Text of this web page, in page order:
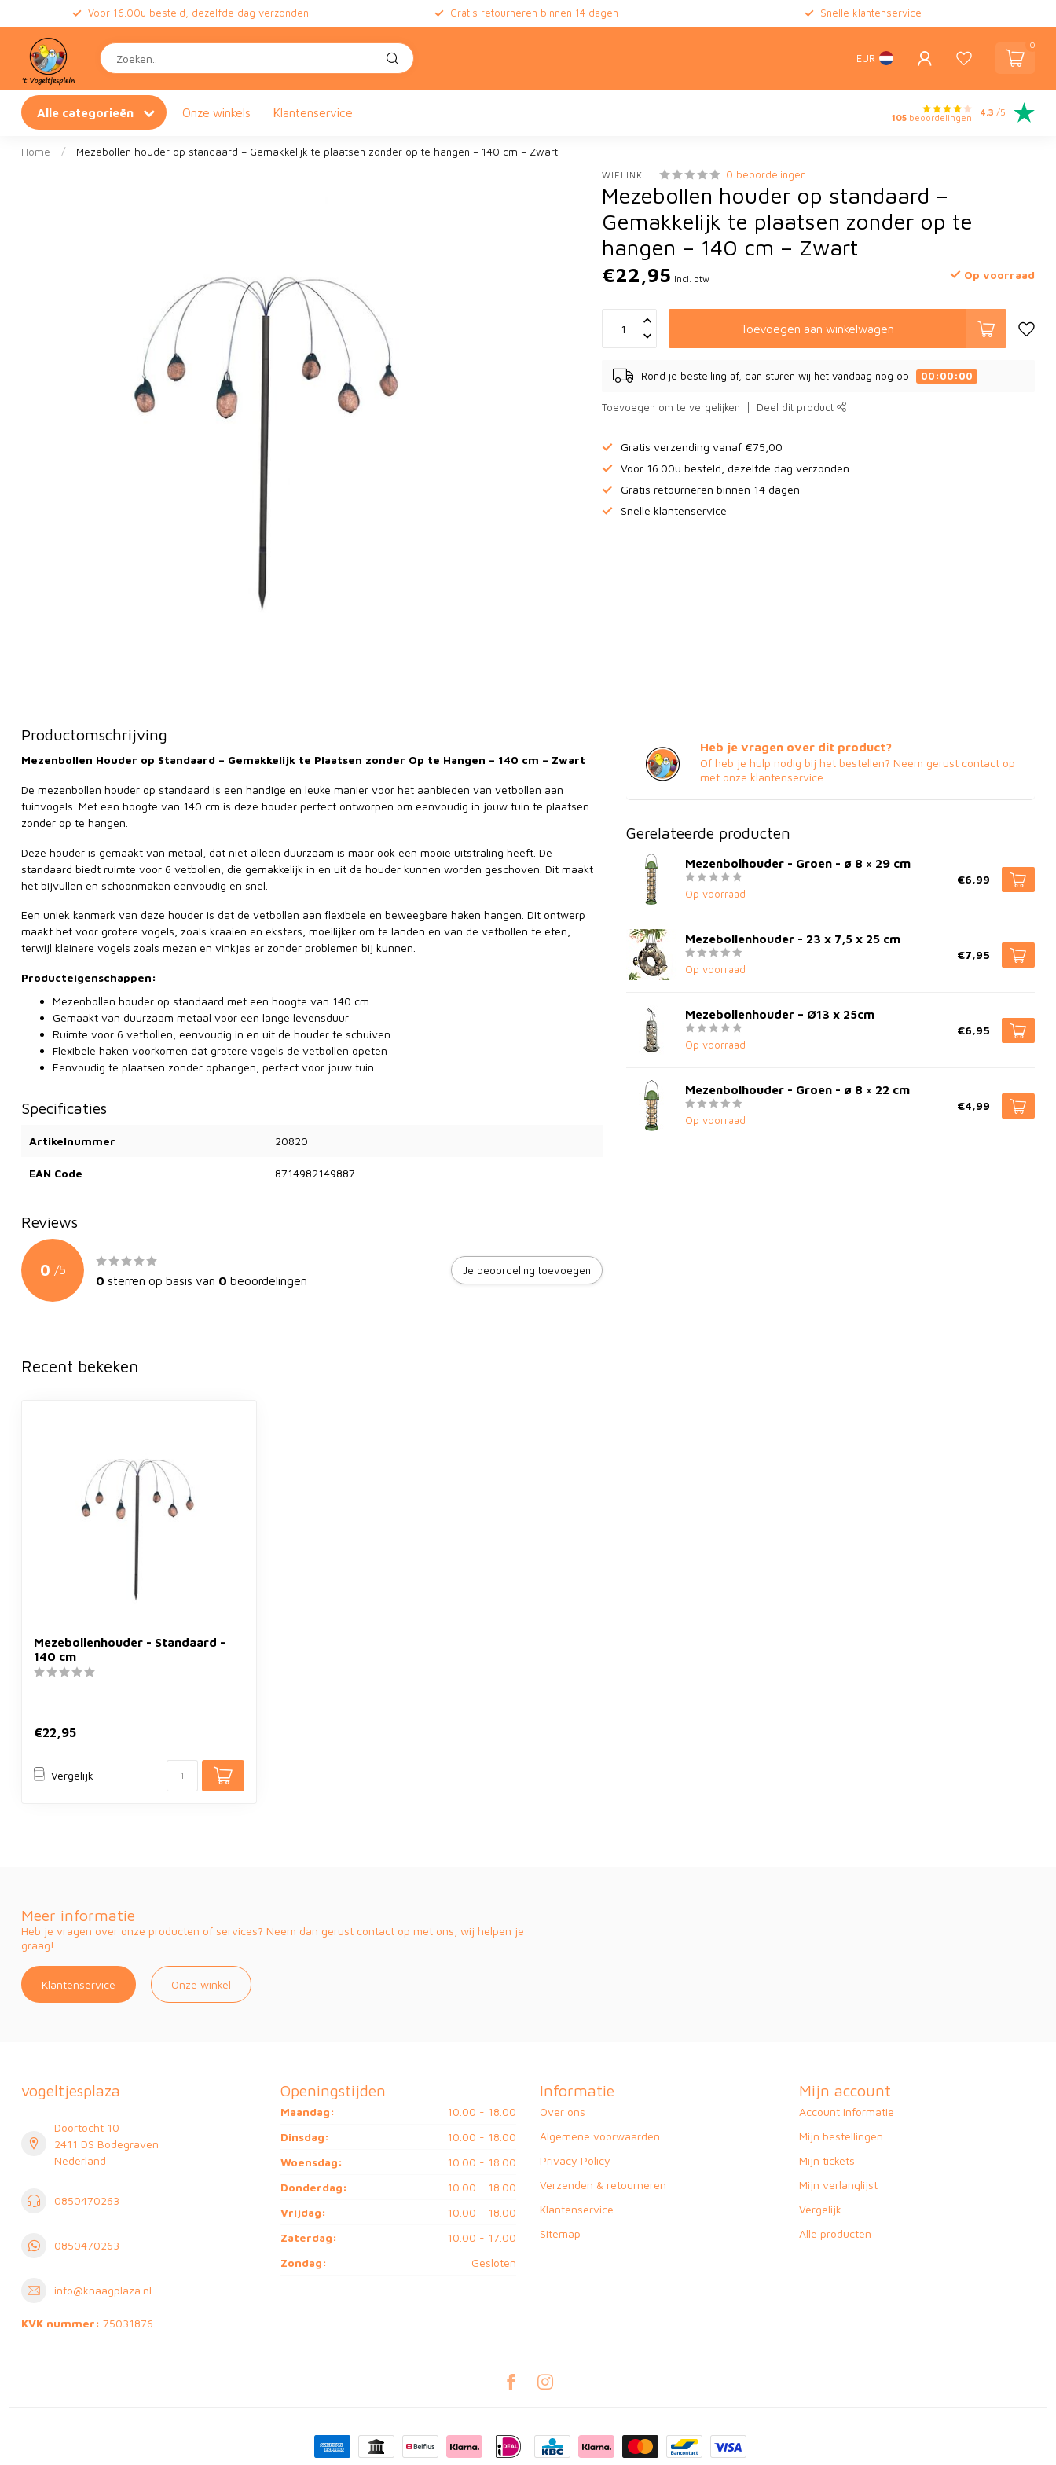
Voor 16.00u besteld, dezelfde dag verzonden Gratis retourneren binnen 14 dagen Snelle klantenservice
EUR
0
Alle categorieën Onze winkels Klantenservice 105beoordelingen
4.3 /5
Home / Mezebollen houder op standaard – Gemakkelijk te plaatsen zonder op te hangen – 140 cm – Zwart
WIELINK 0 beoordelingen
Mezebollen houder op standaard –
Gemakkelijk te plaatsen zonder op te
hangen – 140 cm – Zwart
€22,95 Incl. btw Op voorraad
Toevoegen aan winkelwagen
Rond je bestelling af, dan sturen wij het vandaag nog op: 00:00:00
Toevoegen om te vergelijken Deel dit product
Gratis verzending vanaf €75,00
Voor 16.00u besteld, dezelfde dag verzonden
Gratis retourneren binnen 14 dagen
Snelle klantenservice
Productomschrijving
Mezenbollen Houder op Standaard – Gemakkelijk te Plaatsen zonder Op te Hangen – 140 cm – Zwart
De mezenbollen houder op standaard is een handige en leuke manier voor het aanbieden van vetbollen aan
tuinvogels. Met een hoogte van 140 cm is deze houder perfect ontworpen om eenvoudig in jouw tuin te plaatsen
zonder op te hangen.
Deze houder is gemaakt van metaal, dat niet alleen duurzaam is maar ook een mooie uitstraling heeft. De
standaard biedt ruimte voor 6 vetbollen, die gemakkelijk in en uit de houder kunnen worden geschoven. Dit maakt
het bijvullen en schoonmaken eenvoudig en snel.
Een uniek kenmerk van deze houder is dat de vetbollen aan flexibele en beweegbare haken hangen. Dit ontwerp
maakt het voor grotere vogels, zoals kraaien en eksters, moeilijker om te landen en van de vetbollen te eten,
terwijl kleinere vogels zoals mezen en vinkjes er zonder problemen bij kunnen.
Producteigenschappen:
Mezenbollen houder op standaard met een hoogte van 140 cm
Gemaakt van duurzaam metaal voor een lange levensduur
Ruimte voor 6 vetbollen, eenvoudig in en uit de houder te schuiven
Flexibele haken voorkomen dat grotere vogels de vetbollen opeten
Eenvoudig te plaatsen zonder ophangen, perfect voor jouw tuin
Specificaties
Artikelnummer 20820
EAN Code 8714982149887
Reviews
0 /5
0 sterren op basis van 0 beoordelingen
Je beoordeling toevoegen
Heb je vragen over dit product?
Of heb je hulp nodig bij het bestellen? Neem gerust contact op
met onze klantenservice
Gerelateerde producten
Mezenbolhouder - Groen - ø 8 × 29 cm
Op voorraad
€6,99
Mezebollenhouder - 23 x 7,5 x 25 cm
Op voorraad
€7,95
Mezebollenhouder – Ø13 x 25cm
Op voorraad
€6,95
Mezenbolhouder - Groen - ø 8 × 22 cm
Op voorraad
€4,99
Recent bekeken
Mezebollenhouder - Standaard -
140 cm
€22,95
Vergelijk
Meer informatie
Heb je vragen over onze producten of services? Neem dan gerust contact op met ons, wij helpen je
graag!
Klantenservice Onze winkel
vogeltjesplaza
Doortocht 10
2411 DS Bodegraven
Nederland
0850470263
0850470263
info@knaagplaza.nl
KVK nummer: 75031876
Openingstijden
Maandag:
10.00 - 18.00
Dinsdag:
10.00 - 18.00
Woensdag:
10.00 - 18.00
Donderdag:
10.00 - 18.00
Vrijdag:
10.00 - 18.00
Zaterdag:
10.00 - 17.00
Zondag:
Gesloten
Informatie
Over ons
Algemene voorwaarden
Privacy Policy
Verzenden & retourneren
Klantenservice
Sitemap
Mijn account
Account informatie
Mijn bestellingen
Mijn tickets
Mijn verlanglijst
Vergelijk
Alle producten